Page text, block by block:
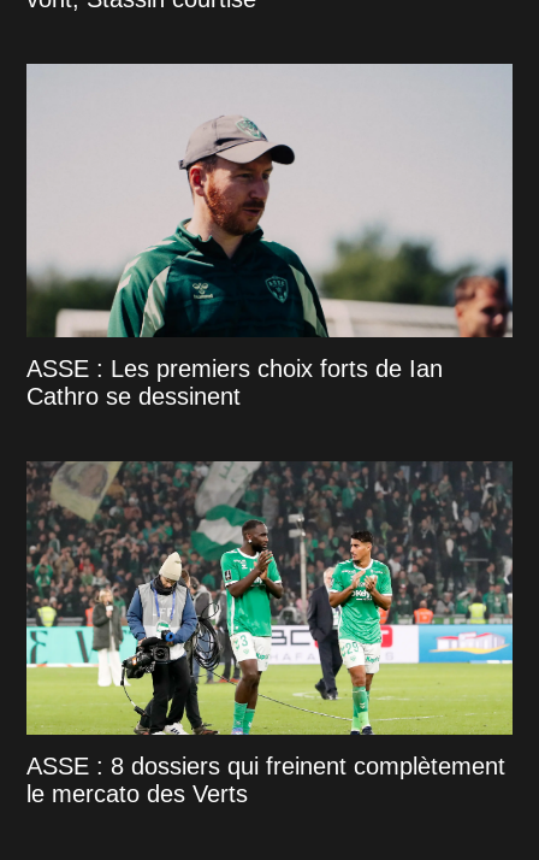
ASSE : Les premiers choix forts de Ian
Cathro se dessinent
ASSE : 8 dossiers qui freinent complètement
le mercato des Verts